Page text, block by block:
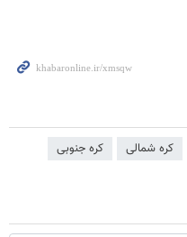
کره شمالی کره جنوبی